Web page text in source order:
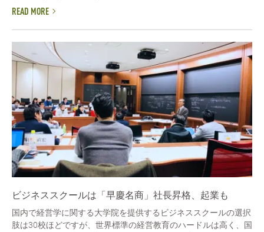
READ MORE
ビジネススクールは「早慶名商」社長昇格、起業も
国内で経営学に関する大学院を提供するビジネススクールの選択
肢は30校ほどですが、世界標準の経営教育のハードルは高く、国